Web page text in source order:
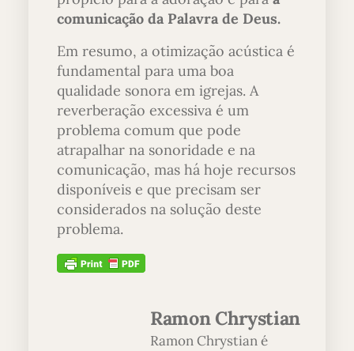
comunicação da Palavra de Deus.
Em resumo, a otimização acústica é
fundamental para uma boa
qualidade sonora em igrejas. A
reverberação excessiva é um
problema comum que pode
atrapalhar na sonoridade e na
comunicação, mas há hoje recursos
disponíveis e que precisam ser
considerados na solução deste
problema.
Ramon Chrystian
Ramon Chrystian é